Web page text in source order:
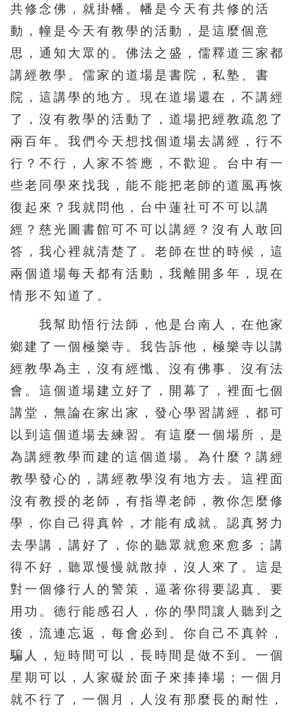
共修念佛，就掛幡。幡是今天有共修的活
動，幢是今天有教學的活動，是這麼個意
思，通知大眾的。佛法之盛，儒釋道三家都
講經教學。儒家的道場是書院，私塾、書
院，這講學的地方。現在道場還在，不講經
了，沒有教學的活動了，道場把經教疏忽了
兩百年。我們今天想找個道場去講經，行不
行？不行，人家不答應，不歡迎。台中有一
些老同學來找我，能不能把老師的道風再恢
復起來？我就問他，台中蓮社可不可以講
經？慈光圖書館可不可以講經？沒有人敢回
答，我心裡就清楚了。老師在世的時候，這
兩個道場每天都有活動，我離開多年，現在
情形不知道了。
我幫助悟行法師，他是台南人，在他家
鄉建了一個極樂寺。我告訴他，極樂寺以講
經教學為主，沒有經懺、沒有佛事、沒有法
會。這個道場建立好了，開幕了，裡面七個
講堂，無論在家出家，發心學習講經，都可
以到這個道場去練習。有這麼一個場所，是
為講經教學而建的這個道場。為什麼？講經
教學發心的，講經教學沒有地方去。這裡面
沒有教授的老師，有指導老師，教你怎麼修
學，你自己得真幹，才能有成就。認真努力
去學講，講好了，你的聽眾就愈來愈多；講
得不好，聽眾慢慢就散掉，沒人來了。這是
對一個修行人的警策，逼著你得要認真、要
用功。德行能感召人，你的學問讓人聽到之
後，流連忘返，每會必到。你自己不真幹，
騙人，短時間可以，長時間是做不到。一個
星期可以，人家礙於面子來捧捧場；一個月
就不行了，一個月，人沒有那麼長的耐性，